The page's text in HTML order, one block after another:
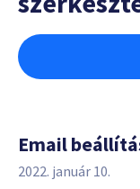
Email
2022. január 10.